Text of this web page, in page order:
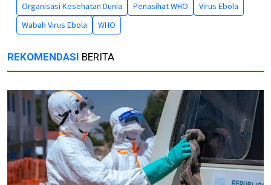
Organisasi Kesehatan Dunia
Penasihat WHO
Virus Ebola
Wabah Virus Ebola
WHO
REKOMENDASI BERITA